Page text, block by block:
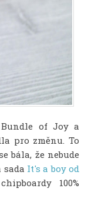
of Joy a
pro změnu. To
bála, že nebude
sada It's a boy od
100%